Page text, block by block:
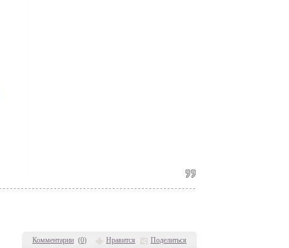
Комментарии (0) Нравится Поделиться